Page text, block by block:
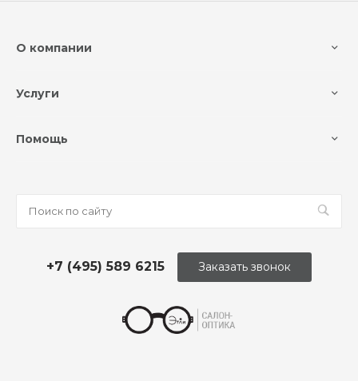
О компании
Услуги
Помощь
+7 (495) 589 6215 Заказать звонок